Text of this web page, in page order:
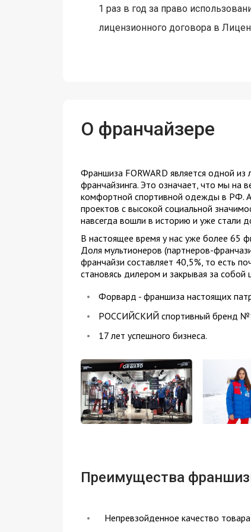
1 раз в год за право
лицензионного договора в
О франчайзере
Франшиза FORWARD является одной
франчайзинга. Это означает, что мы на
комфортной спортивной одежды в РФ. А
проектов с высокой социальной
навсегда вошли в историю и уже стали
В настоящее время у нас уже более 65
Доля мультионеров (партнеров-
франчайзи составляет 40,5%, то есть
становясь дилером и закрывая за собой
Форвард - франшиза настоящих
РОССИЙСКИЙ спортивный бренд
17 лет успешного бизнеса.
Преимущества
Непревзойденное качество